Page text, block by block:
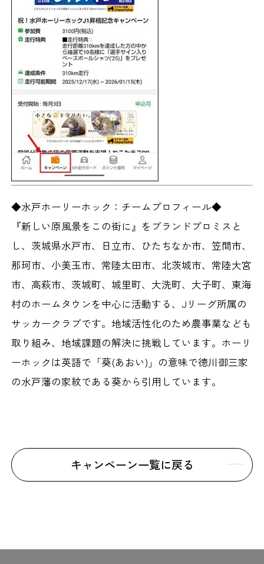
◆水戸ホーリーホック：チームプロフィール◆
『新しい原風景をこの街に』をブランドプロミスと
し、茨城県水戸市、日立市、ひたちなか市、笠間市、
那珂市、小美玉市、常陸太田市、北茨城市、常陸大宮
市、高萩市、茨城町、城里町、大洗町、大子町、東海
村のホームタウンを中心に活動する、Jリーグ所属の
サッカークラブです。地域活性化のため農事業なども
取り組み、地域課題の解決に挑戦しています。ホーリ
ーホックは英語で「葵(あおい)」の意味で徳川御三家
の水戸藩の家紋である葵から引用しています。
キャンペーン一覧に戻る